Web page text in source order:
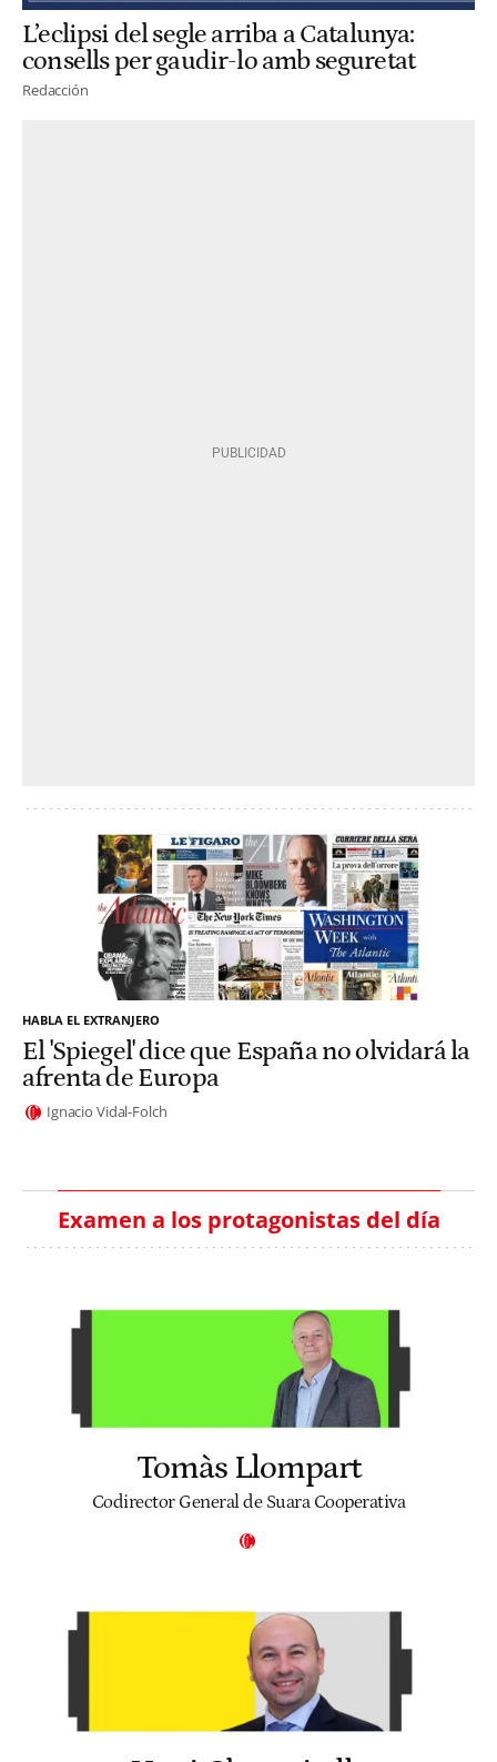
L’eclipsi del segle arriba a Catalunya:
consells per gaudir-lo amb seguretat
Redacción
HABLA EL EXTRANJERO
El 'Spiegel' dice que España no olvidará la
afrenta de Europa
Ignacio Vidal-Folch
Examen a los protagonistas del día
Tomàs Llompart
Codirector General de Suara Cooperativa